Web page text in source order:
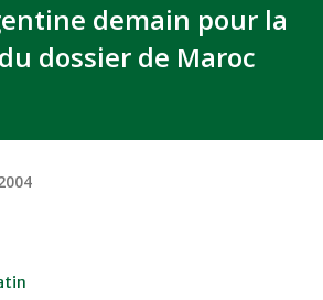
demain pour la
dossier de Maroc